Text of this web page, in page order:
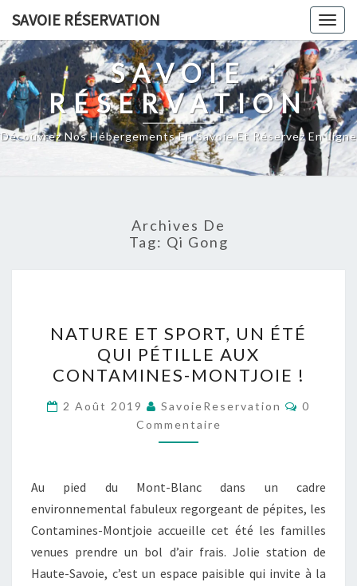
content
SAVOIE RÉSERVATION
SAVOIE
RÉSERVATION
Découvrez Nos Hébergements En Savoie Et Réservez En Ligne
!
Archives De
Tag: Qi Gong
ET
SPORT,
UN
ÉTÉ
QUI
PÉTILLE
CONTAMINES-
MONTJOIE
!
NATURE ET SPORT, UN ÉTÉ
QUI PÉTILLE AUX
CONTAMINES-MONTJOIE !
2 Août 2019 SavoieReservation
0
Commentaire
Au pied du Mont-Blanc dans un cadre
environnemental fabuleux regorgeant de pépites, les
Contamines-Montjoie accueille cet été les familles
venues prendre un bol d’air frais. Jolie station de
Haute-Savoie, c’est un espace paisible qui invite à la